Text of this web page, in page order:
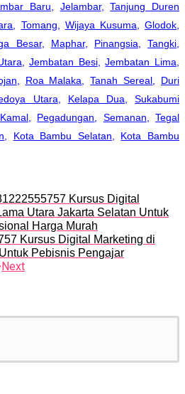
Baru, Jelambar,Tanjung Duren
, Tomang, Wijaya Kusuma,Glodok,
Besar, Maphar, Pinangsia,Tangki,
,Jembatan Besi,Jembatan Lima,
, Roa Malaka,Tanah Sereal, Duri
Utara, Kelapa Dua,Sukabumi
Kamal, Pegadungan, Semanan,Tegal
, Kota Bambu Selatan, Kota Bambu
Kursus Digital
Utara Jakarta Selatan Untuk
Harga Murah
Kursus Digital Marketing di
Pebisnis Pengajar
Next